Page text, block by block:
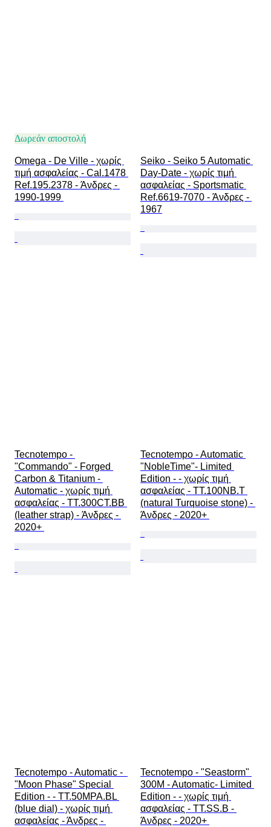
Δωρεάν αποστολή
Omega - De Ville - χωρίς
τιμή ασφαλείας - Cal.1478
Ref.195.2378 - Άνδρες -
1990-1999
Seiko - Seiko 5 Automatic
Day-Date - χωρίς τιμή
ασφαλείας - Sportsmatic
Ref.6619-7070 - Άνδρες -
1967
Tecnotempo -
"Commando" - Forged
Carbon & Titanium -
Automatic - χωρίς τιμή
ασφαλείας - TT.300CT.BB
(leather strap) - Άνδρες -
2020+
Tecnotempo - Automatic
"NobleTime"- Limited
Edition - - χωρίς τιμή
ασφαλείας - TT.100NB.T
(natural Turquoise stone) -
Άνδρες - 2020+
Tecnotempo - Automatic -
"Moon Phase" Special
Edition - - TT.50MPA.BL
(blue dial) - χωρίς τιμή
ασφαλείας - Άνδρες -
Tecnotempo - "Seastorm"
300M - Automatic- Limited
Edition - - χωρίς τιμή
ασφαλείας - TT.SS.B -
Άνδρες - 2020+